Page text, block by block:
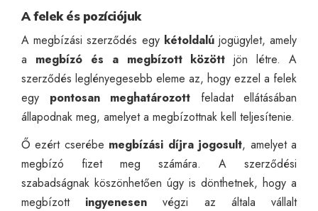
A felek és pozíciójuk
A megbízási szerződés egy kétoldalújogügylet, amely
a megbízó és a megbízott között jön létre. A
szerződés leglényegesebb eleme az, hogy ezzel a felek
egy pontosan meghatározott feladat ellátásában
állapodnak meg, amelyet a megbízottnak kell teljesítenie.
Ő ezért cserébe megbízási díjra jogosult, amelyet a
megbízó fizet meg számára. A szerződési
szabadságnak köszönhetően úgy is dönthetnek, hogy a
megbízott ingyenesen végzi az általa vállalt